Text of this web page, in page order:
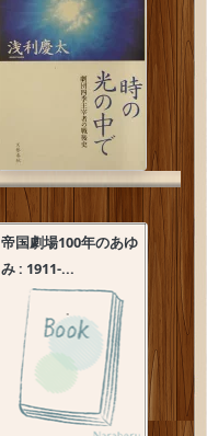
帝国劇場100年のあゆ
み : 1911-...